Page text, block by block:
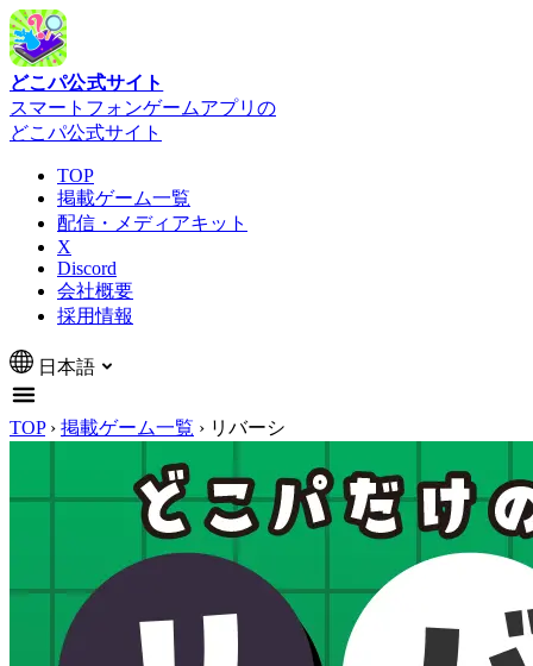
どこパ公式サイト
スマートフォンゲームアプリの
どこパ公式サイト
TOP
掲載ゲーム一覧
配信・メディアキット
X
Discord
会社概要
採用情報
日本語
TOP › 掲載ゲーム一覧 › リバーシ